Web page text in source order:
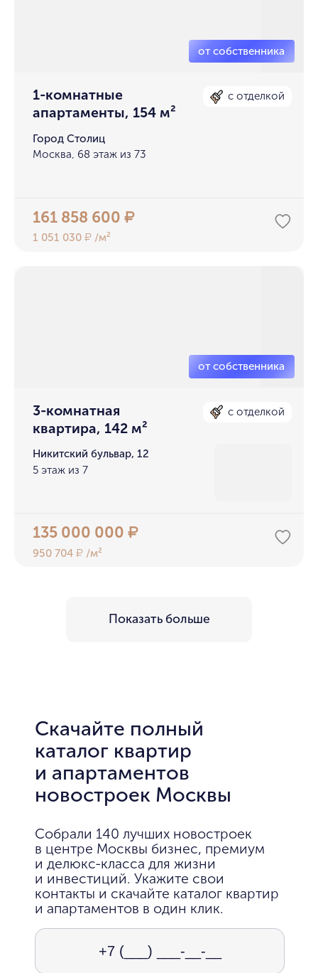
1-комнатные
апартаменты, 154 м²
с отделкой
Город Столиц
Москва, 68 этаж из 73
161 858 600₽
1 051 030₽ /м²
3-комнатная
квартира, 142 м²
с отделкой
Никитский бульвар, 12
5 этаж из 7
135 000 000₽
950 704₽ /м²
Показать больше
Скачайте полный
каталог квартир
и апартаментов
новостроек Москвы
Собрали 140 лучших новостроек
в центре Москвы бизнес, премиум
и делюкс-класса для жизни
и инвестиций. Укажите свои
контакты и скачайте каталог квартир
и апартаментов в один клик.